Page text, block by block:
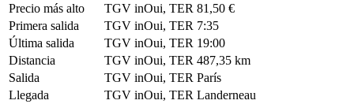
Precio más alto
TGV inOui, TER 81,50 €
Primera salida
TGV inOui, TER 7:35
Última salida
TGV inOui, TER 19:00
Distancia
TGV inOui, TER 487,35 km
Salida
TGV inOui, TER París
Llegada
TGV inOui, TER Landerneau